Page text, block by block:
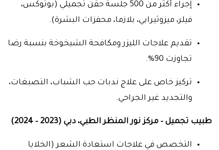
إجراء أكثر من 500 جلسة حقن تجميلي (بوتوكس،
فيلر، ميزوثيرابي، بلازما، محفزات البشرة).
تقديم علاجات الليزر ومكافحة الشيخوخة بنسبة رضا
تجاوزت 90%.
تركيز خاص على علاج ندبات حب الشباب، التصبغات،
والتجديد غير الجراحي.
طبيب تجميل – مركز نور المنظر الطبي، دبي (2023 – 2024)
التخصص في علاجات استعادة الشعر (الخلايا